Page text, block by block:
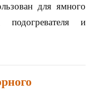
для ямного
подогревателя и